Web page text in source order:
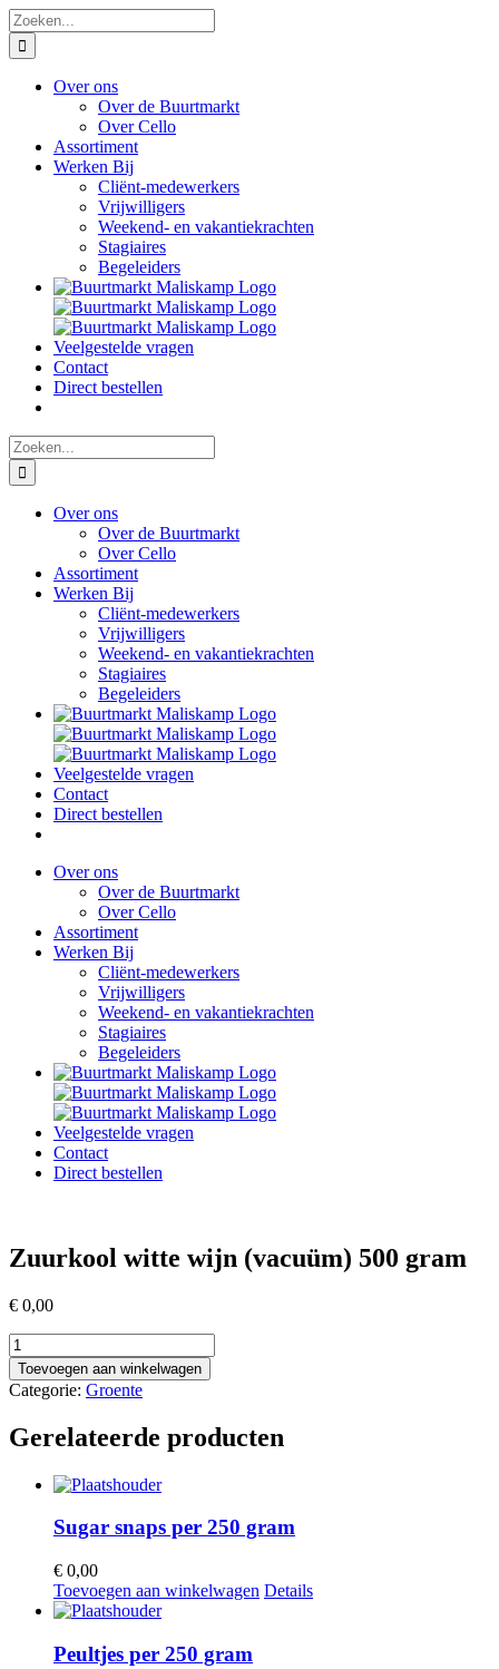
Ga
naar
inhoud
Zoeken
naar:
Over ons
Over de Buurtmarkt
Over Cello
Assortiment
Werken Bij
Cliënt-medewerkers
Vrijwilligers
Weekend- en vakantiekrachten
Stagiaires
Begeleiders
Veelgestelde vragen
Contact
Direct bestellen
Zoeken
naar:
Over ons
Over de Buurtmarkt
Over Cello
Assortiment
Werken Bij
Cliënt-medewerkers
Vrijwilligers
Weekend- en vakantiekrachten
Stagiaires
Begeleiders
Veelgestelde vragen
Contact
Direct bestellen
Over ons
Over de Buurtmarkt
Over Cello
Assortiment
Werken Bij
Cliënt-medewerkers
Vrijwilligers
Weekend- en vakantiekrachten
Stagiaires
Begeleiders
Veelgestelde vragen
Contact
Direct bestellen
Zuurkool witte wijn (vacuüm) 500 gram
€ 0,00
Zuurkool
witte
wijn
(vacuüm)
gram
Toevoegen aan winkelwagen
Categorie: Groente
Gerelateerde producten
Sugar snaps per 250 gram
€ 0,00
Toevoegen aan winkelwagen Details
Peultjes per 250 gram